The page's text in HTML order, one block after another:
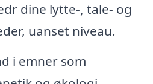
dine lytte-, tale- og
uanset niveau.
i emner som